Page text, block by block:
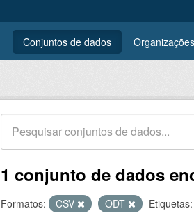
Conjuntos de dados Organizações
1 conjunto de dados
Formatos: CSV ODT Etiquetas: